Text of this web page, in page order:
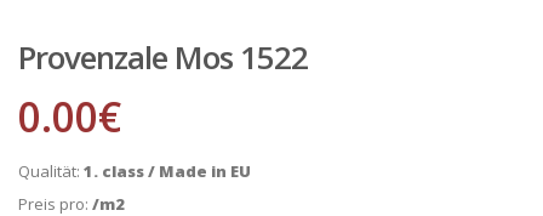
Provenzale Mos 1522
0.00€
Qualität: 1. class / Made in EU
Preis pro: /m2